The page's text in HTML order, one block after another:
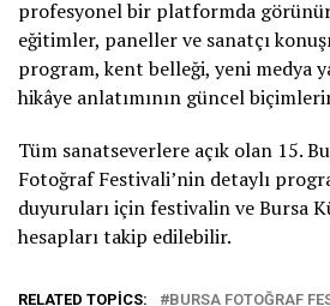
profesyonel bir platformda
eğitimler, paneller ve sanatçı
program, kent belleği, yeni medya
hikâye anlatımının güncel
Tüm sanatseverlere açık olan 15.
Fotoğraf Festivali’nin detaylı
duyuruları için festivalin ve Bursa
hesapları takip edilebilir.
RELATED TOPICS: BURSA FOTOĞRAF